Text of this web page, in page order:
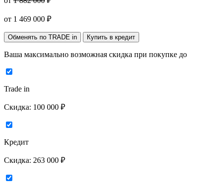
от 1 469 000 ₽
Обменять по TRADE in Купить в кредит
Ваша максимально возможная скидка при покупке до
Trade in
Скидка: 100 000 ₽
Кредит
Скидка: 263 000 ₽